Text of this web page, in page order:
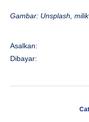
Gambar: Unsplash,
Asalkan:
Dibayar: